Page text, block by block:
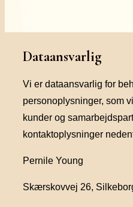
Dataansvarlig
Vi er dataansvarlig for
personoplysninger, som
kunder og
kontaktoplysninger
Pernile Young
Skærskovvej 26,